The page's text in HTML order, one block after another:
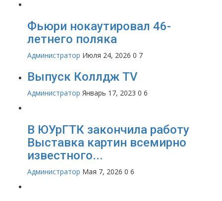
Фьюри нокаутировал 46-
летнего поляка
Администратор Июля 24, 2026 0 7
Выпуск Коллдж TV
Администратор Январь 17, 2023 0 6
В ЮУрГТК закончила работу
Выставка картин всемирно
известного...
Администратор Мая 7, 2026 0 6